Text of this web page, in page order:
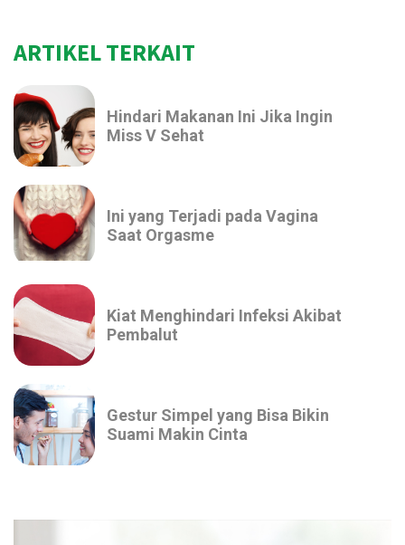
ARTIKEL TERKAIT
Hindari Makanan Ini Jika Ingin
Miss V Sehat
Ini yang Terjadi pada Vagina
Saat Orgasme
Kiat Menghindari Infeksi Akibat
Pembalut
Gestur Simpel yang Bisa Bikin
Suami Makin Cinta